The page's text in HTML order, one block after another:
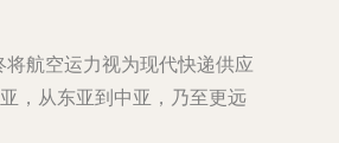
航空运力视为现代快递供应
，从东亚到中亚，乃至更远